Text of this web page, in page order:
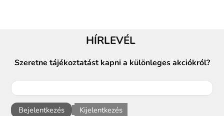
HÍRLEVÉL
Szeretne tájékoztatást kapni a különleges akciókról?
Bejelentkezés Kijelentkezés